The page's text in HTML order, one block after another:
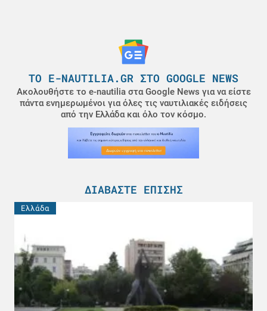
ΤΟ E-NAUTILIA.GR ΣΤΟ GOOGLE NEWS
Ακολουθήστε το e-nautilia στα Google News για να είστε
πάντα ενημερωμένοι για όλες τις ναυτιλιακές ειδήσεις
από την Ελλάδα και όλο τον κόσμο.
ΔΙΑΒΆΣΤΕ ΕΠΊΣΗΣ
Ελλάδα